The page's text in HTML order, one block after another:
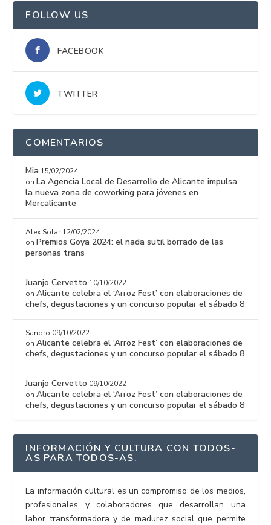
FOLLOW US
FACEBOOK
TWITTER
COMENTARIOS
Mia 15/02/2024
on La Agencia Local de Desarrollo de Alicante impulsa
la nueva zona de coworking para jóvenes en
Mercalicante
Alex Solar 12/02/2024
on Premios Goya 2024: el nada sutil borrado de las
personas trans
Juanjo Cervetto 10/10/2022
onAlicante celebra el ‘Arroz Fest’ con elaboraciones de
chefs, degustaciones y un concurso popular el sábado 8
Sandro 09/10/2022
onAlicante celebra el ‘Arroz Fest’ con elaboraciones de
chefs, degustaciones y un concurso popular el sábado 8
Juanjo Cervetto 09/10/2022
onAlicante celebra el ‘Arroz Fest’ con elaboraciones de
chefs, degustaciones y un concurso popular el sábado 8
INFORMACIÓN Y CULTURA CON TODOS-
AS PARA TODOS-AS.
La información cultural es un compromiso de los medios,
profesionales y colaboradores que desarrollan una
labor transformadora y de madurez social que permite